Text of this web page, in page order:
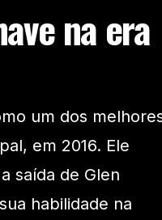
na era
um dos
em 2016. Ele
saída de Glen
habilidade na